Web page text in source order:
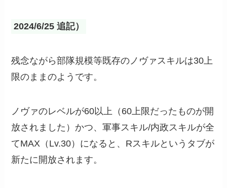
2024/6/25 追記）
残念ながら部隊規模等既存のノヴァスキルは30上
限のままのようです。
ノヴァのレベルが60以上（60上限だったものが開
放されました）かつ、軍事スキル/内政スキルが全
てMAX（Lv.30）になると、Rスキルというタブが
新たに開放されます。